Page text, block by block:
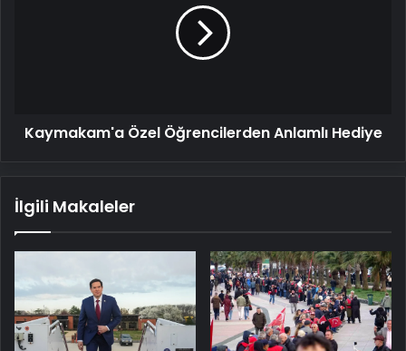
Kaymakam'a Özel Öğrencilerden Anlamlı Hediye
İlgili Makaleler